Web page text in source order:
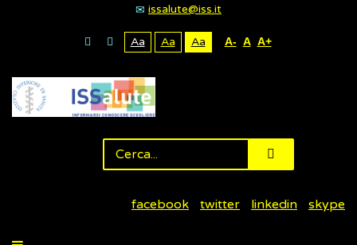
issalute@iss.it
Aa Aa Aa A- A A+
facebook twitter linkedin skype